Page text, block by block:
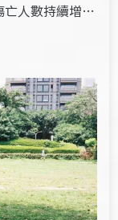
亡人數持續增…